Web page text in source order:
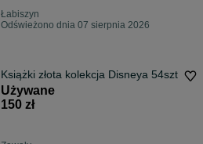
Łabiszyn
Odświeżono dnia 07 sierpnia 2026
Książki złota kolekcja Disneya 54szt
Używane
150 zł